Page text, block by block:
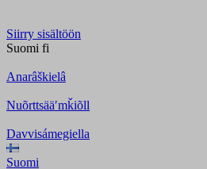
Siirry sisältöön
Suomi fi
Anarâškielâ
Nuõrttsääʹmǩiõll
Davvisámegiella
Suomi